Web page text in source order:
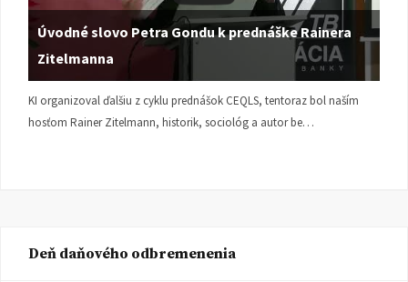
Úvodné slovo Petra Gondu k prednáške Rainera
Zitelmanna
KI organizoval ďalšiu z cyklu prednášok CEQLS, tentoraz bol naším
hosťom Rainer Zitelmann, historik, sociológ a autor be…
Deň daňového odbremenenia